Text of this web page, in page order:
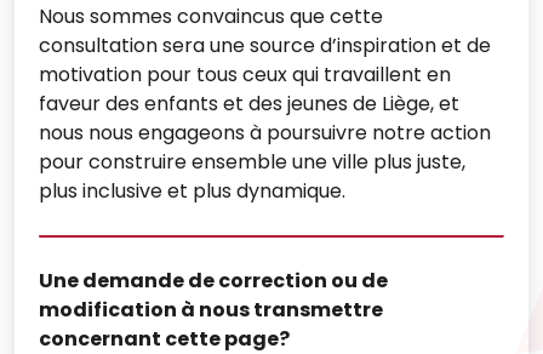
Nous sommes convaincus que cette
consultation sera une source d’inspiration et de
motivation pour tous ceux qui travaillent en
faveur des enfants et des jeunes de Liège, et
nous nous engageons à poursuivre notre action
pour construire ensemble une ville plus juste,
plus inclusive et plus dynamique.
Une demande de correction ou de
modification à nous transmettre
concernant cette page?